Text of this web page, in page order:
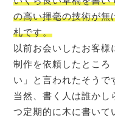
の高い揮毫の技術が無
札です。
以前お会いしたお客様
制作を依頼したところ
い」と言われたそうで
当然、書く人は誰かし
つ定期的に木に書いて